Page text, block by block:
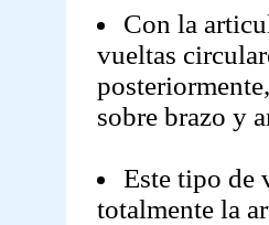
Con la
vueltas
sobre brazo y
Este tipo de
totalmente la